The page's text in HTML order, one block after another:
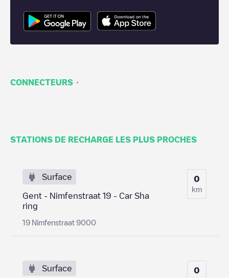
CONNECTEURS ·
STATIONS DE RECHARGE LES PLUS PROCHES
Surface
Gent - Nimfenstraat 19 - Car Sha
ring
19 Nimfenstraat 9000
0
km
Surface 0